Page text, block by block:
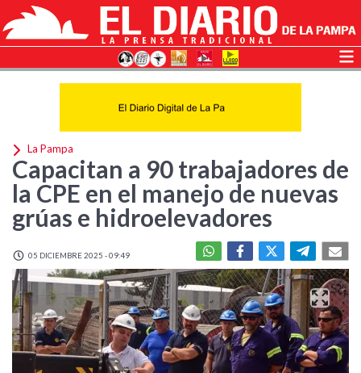
La Pampa
Capacitan a 90 trabajadores de
la CPE en el manejo de nuevas
grúas e hidroelevadores
05 DICIEMBRE 2025 - 09:49